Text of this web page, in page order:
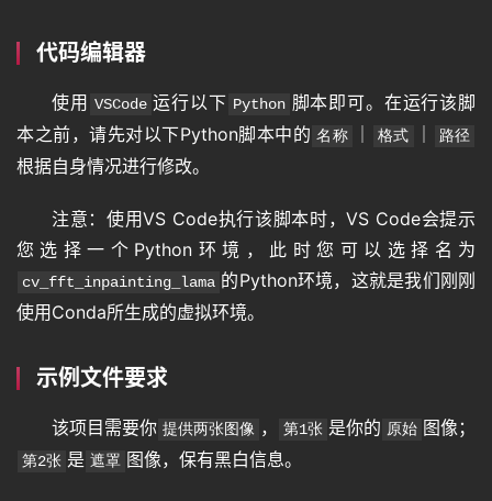
代码编辑器
使用 VSCode 运行以下 Python 脚本即可。在运行该脚
本之前，请先对以下Python脚本中的 名称 格式 路径
根据自身情况进行修改。
注意：使用VS Code执行该脚本时，VS Code会提示
您选择一个Python环境，此时您可以选择名为
cv_fft_inpainting_lama 的Python环境，这就是我们刚刚
使用Conda所生成的虚拟环境。
示例文件要求
该项目需要你 提供两张图像 ， 第1张 是你的 原始 图像；
第2张 是 遮罩 图像，保有黑白信息。